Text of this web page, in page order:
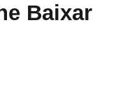
Baixar